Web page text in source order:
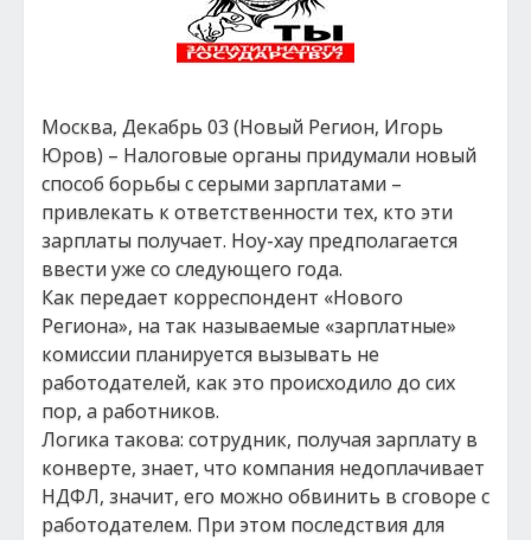
Москва, Декабрь 03 (Новый Регион, Игорь
Юров) – Налоговые органы придумали новый
способ борьбы с серыми зарплатами –
привлекать к ответственности тех, кто эти
зарплаты получает. Ноу-хау предполагается
ввести уже со следующего года.
Как передает корреспондент «Нового
Региона», на так называемые «зарплатные»
комиссии планируется вызывать не
работодателей, как это происходило до сих
пор, а работников.
Логика такова: сотрудник, получая зарплату в
конверте, знает, что компания недоплачивает
НДФЛ, значит, его можно обвинить в сговоре с
работодателем. При этом последствия для